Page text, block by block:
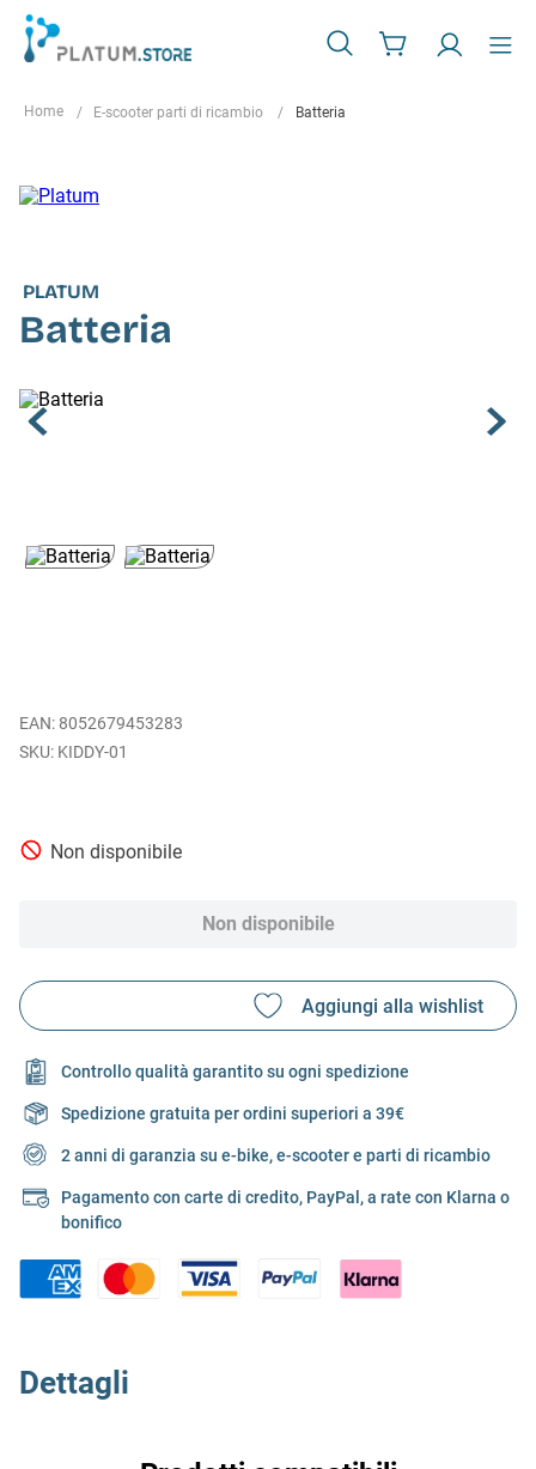
E-scooter parti di ricambio Batteria
PLATUM
Batteria
EAN: 8052679453283
KIDDY-01
Non disponibile
Non disponibile
Controllo qualità garantito su ogni spedizione
Spedizione gratuita per ordini superiori a 39€
2 anni di garanzia su e-bike, e-scooter e parti di ricambio
Pagamento con carte di credito, PayPal, a rate con Klarna o
bonifico
Dettagli